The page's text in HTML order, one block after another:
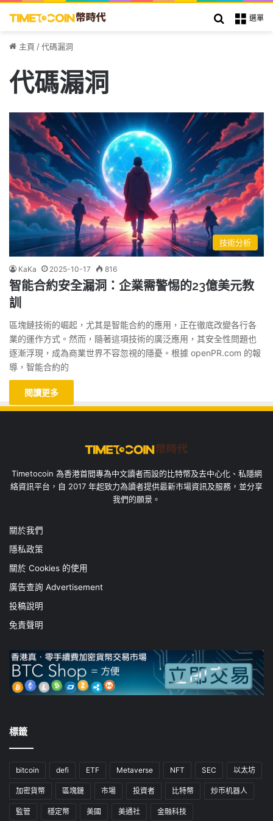
選單
搜索
主頁 /代碼漏洞
代碼漏洞
技術分析
KaKa 2025-10-17 816
智能合約安全漏洞：企業需警惕的23億美元教
訓
區塊鏈技術的崛起，尤其是智能合約的應用，正在徹底改變各行各
業的運作方式。然而，隨著這項技術的廣泛應用，其安全性問題也
逐漸浮現，成為商業世界不容忽視的隱憂。根據 openPR.com 的報
導，智能合約的
閱讀更多
Timetocoin 為香港首間專為中文讀者而設的比特幣及去中心化、私隱網
絡資訊平台，自 2017 年起致力為讀者提供最新市場資訊及服務，並分享
我們的願景。
關於我們
隱私政策
關於 Cookies 的使用
廣告查詢 Advertisement
投稿說明
免責聲明
標籤
bitcoin defi ETF Metaverse NFT SEC 以太坊
加密貨幣 區塊鏈 市場 投資者 比特幣 炒币机器人
監管 穩定幣 美國 美通社 金融科技